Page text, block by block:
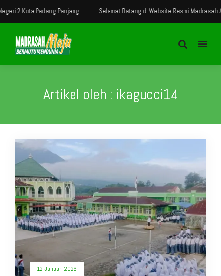
Panjang Selamat Datang di Website Resmi Madrasah Aliyah Negeri 2
Artikel oleh : ikagucci14
12 Januari 2026